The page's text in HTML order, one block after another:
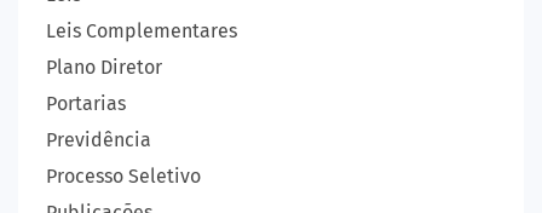
Leis Complementares
Plano Diretor
Portarias
Previdência
Processo Seletivo